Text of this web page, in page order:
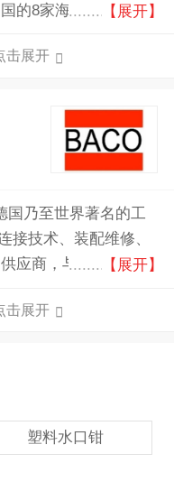
的8家海外分公司以
方程赛中的Ferrari、
车队。
【展开】
击展开
国乃至世界著名的工
接技术、装配维修、
应商，与多个国家和
【展开】
击展开
塑料水口钳